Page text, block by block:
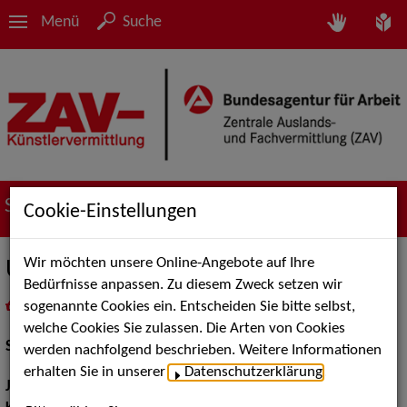
Menü Suche
Suche nach Künstler*innen
Ulrich Penquitt
als PDF speichern
inMeine Merklistelegen
Schauspiel:Film und TV
Jahrgang:
Cookie-Einstellungen
Wir möchten unsere Online-Angebote auf Ihre
Bedürfnisse anpassen. Zu diesem Zweck setzen wir
sogenannte Cookies ein. Entscheiden Sie bitte selbst,
welche Cookies Sie zulassen. Die Arten von Cookies
werden nachfolgend beschrieben. Weitere Informationen
erhalten Sie in unserer
Datenschutzerklärung